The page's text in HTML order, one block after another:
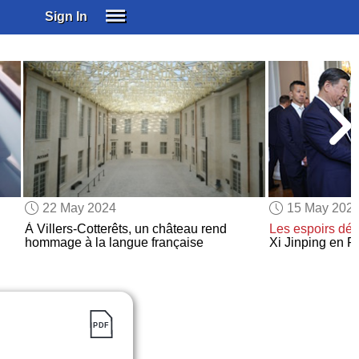
Sign In
SUBSCRIBE
EDUCATIONAL LICENSES
GIFT CARDS
OTHER LANGUAGES
ABOUT US
ALEXA
ADJUST COLORS
22 May 2024
À Villers-Cotterêts, un château rend
hommage à la langue française
15 May
Les espoirs
Xi Jinping en